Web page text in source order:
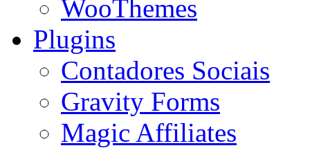
WooThemes
Plugins
Contadores Sociais
Gravity Forms
Magic Affiliates